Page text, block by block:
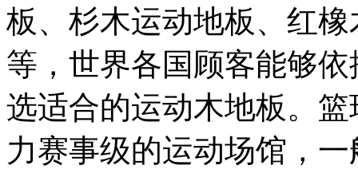
板、杉木运动地板、红
等，世界各国顾客能够
选适合的运动木地板。
力赛事级的运动场馆，